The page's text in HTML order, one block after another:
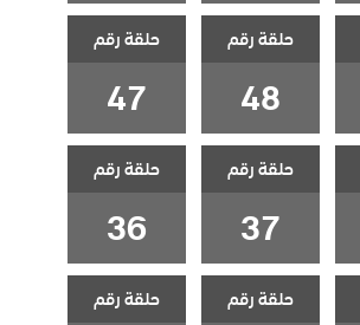
حلقة رقم
48
حلقة رقم
47
حلقة رقم
37
حلقة رقم
36
حلقة رقم حلقة رقم